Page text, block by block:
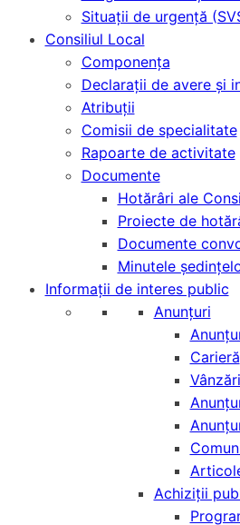
Situații de urgență
Consiliul Local
Componența
Declarații de avere și
Atribuții
Comisii de specialitate
Rapoarte de activitate
Documente
Hotărâri ale
Proiecte de
Documente
Minutele
Informații de interes public
Anunțuri
Carieră
Achiziții